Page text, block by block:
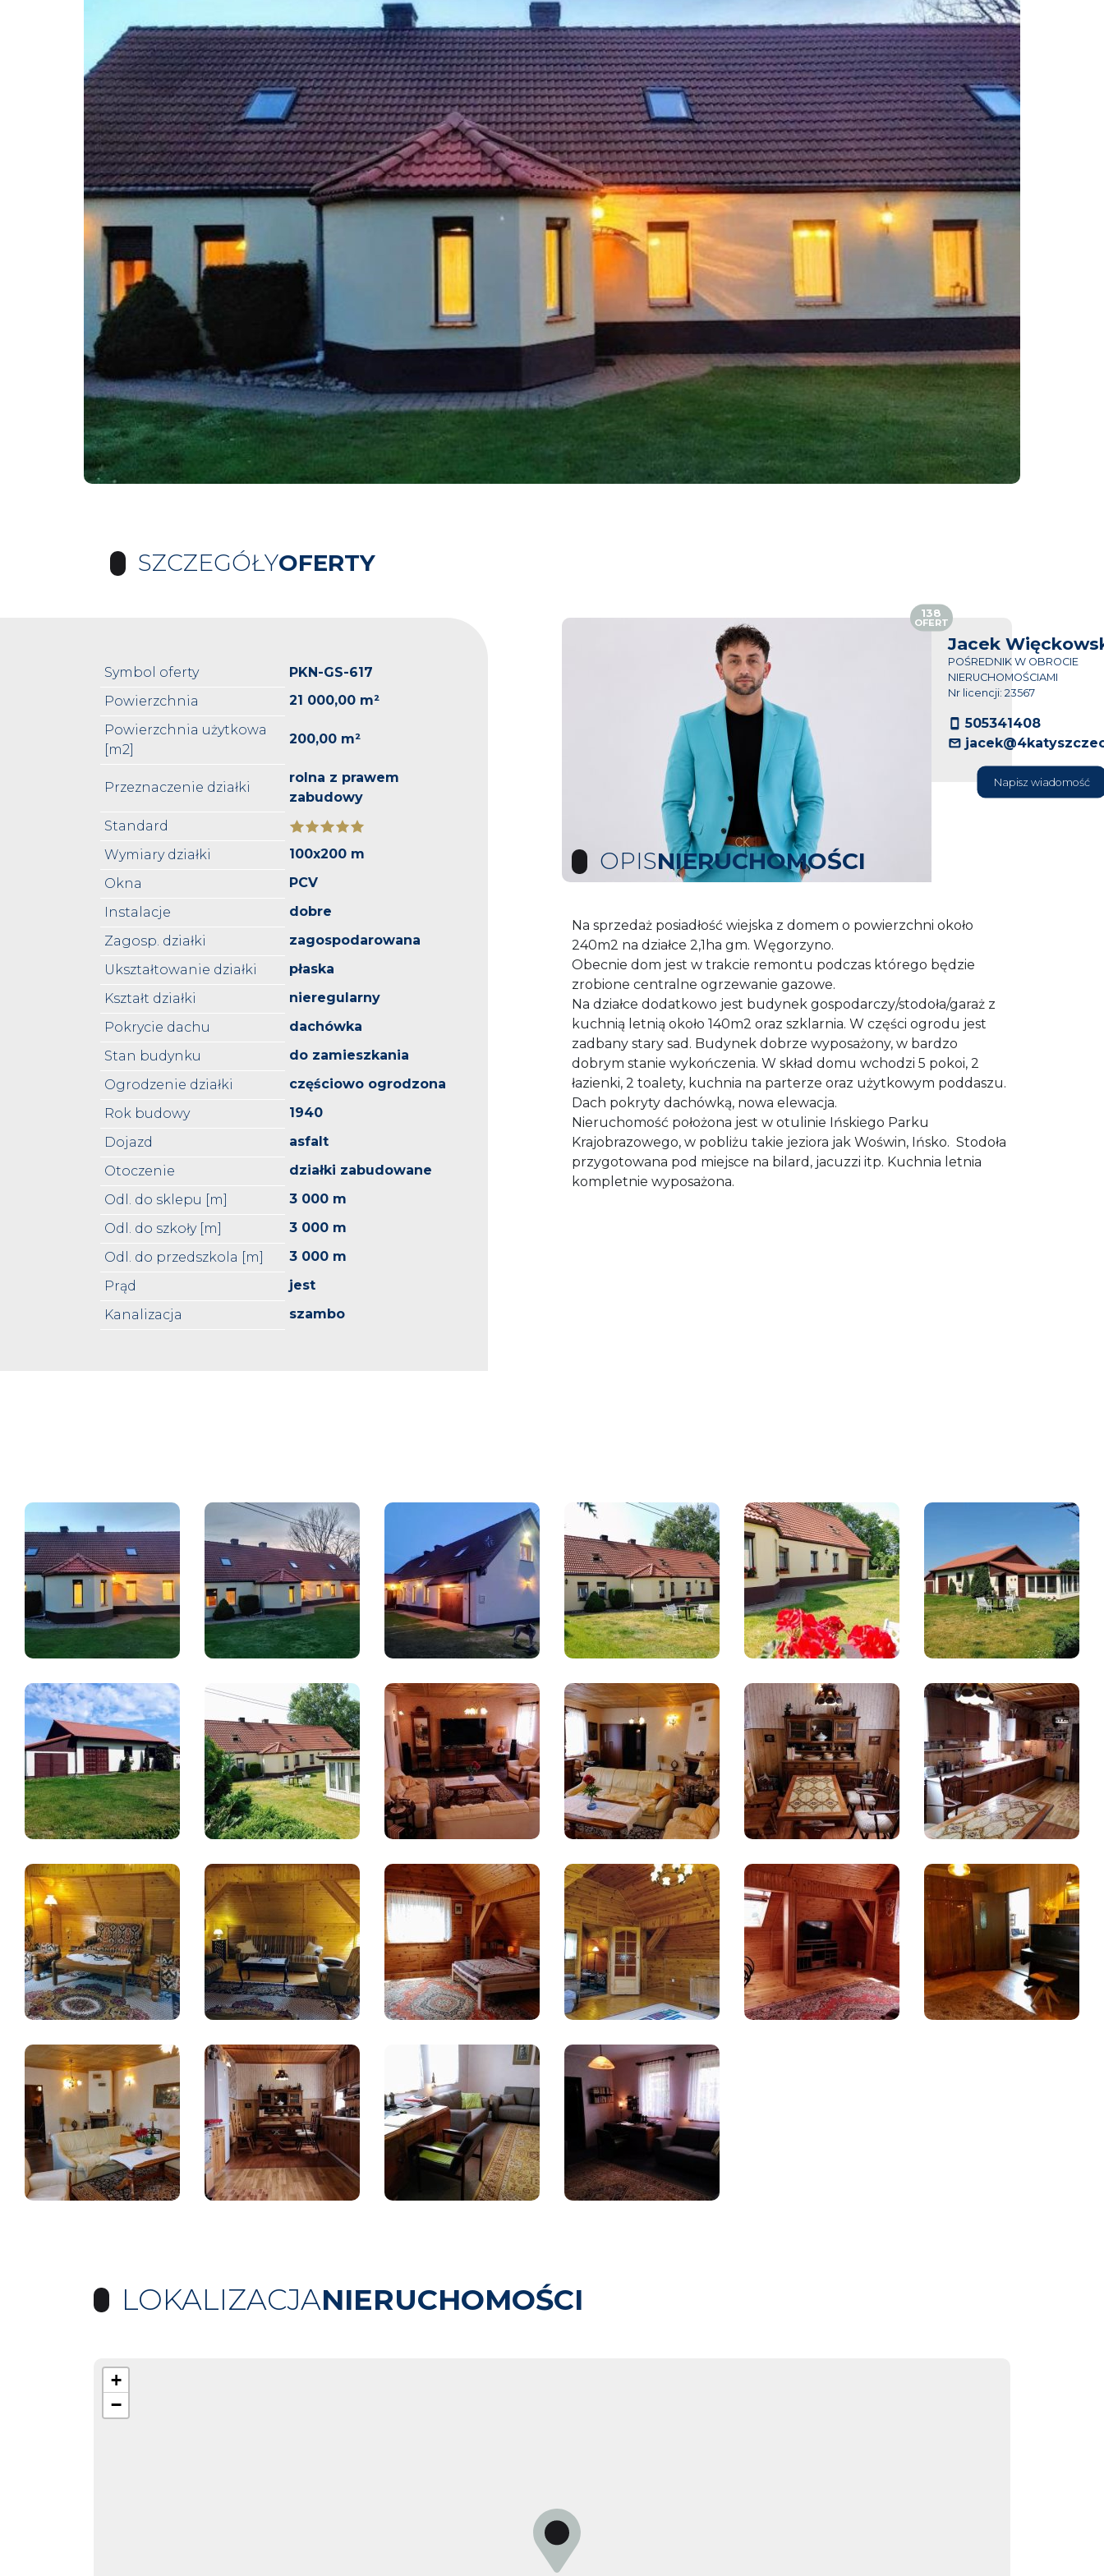
SZCZEGÓŁYOFERTY
Symbol oferty
PKN-GS-617
Powierzchnia
21 000,00 m²
Powierzchnia użytkowa
[m2]
200,00 m²
Przeznaczenie działki
rolna z prawem
zabudowy
Standard
Wymiary działki
100x200 m
Okna
PCV
Instalacje
dobre
Zagosp. działki
zagospodarowana
Ukształtowanie działki
płaska
Kształt działki
nieregularny
Pokrycie dachu
dachówka
Stan budynku
do zamieszkania
Ogrodzenie działki
częściowo ogrodzona
Rok budowy
1940
Dojazd
asfalt
Otoczenie
działki zabudowane
Odl. do sklepu [m]
3 000 m
Odl. do szkoły [m]
3 000 m
Odl. do przedszkola [m]
3 000 m
Prąd
jest
Kanalizacja
szambo
Jacek
POŚREDNIK W OBROCIE
NIERUCHOMOŚCIAMI
Nr licencji: 23567
505341408
Napisz wiadomość
138
OFERT
OPISNIERUCHOMOŚCI
Na sprzedaż posiadłość wiejska z domem o powierzchni około
240m2 na działce 2,1ha gm. Węgorzyno.
Obecnie dom jest w trakcie remontu podczas którego będzie
zrobione centralne ogrzewanie gazowe.
Na działce dodatkowo jest budynek gospodarczy/stodoła/garaż z
kuchnią letnią około 140m2 oraz szklarnia. W części ogrodu jest
zadbany stary sad. Budynek dobrze wyposażony, w bardzo
dobrym stanie wykończenia. W skład domu wchodzi 5 pokoi, 2
łazienki, 2 toalety, kuchnia na parterze oraz użytkowym poddaszu.
Dach pokryty dachówką, nowa elewacja.
Nieruchomość położona jest w otulinie Ińskiego Parku
Krajobrazowego, w pobliżu takie jeziora jak Woświn, Ińsko. Stodoła
przygotowana pod miejsce na bilard, jacuzzi itp. Kuchnia letnia
kompletnie wyposażona.
LOKALIZACJANIERUCHOMOŚCI
+
−